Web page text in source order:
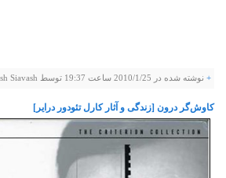
+ نوشته شده در 2010/1/25 ساعت 19:37 توسط Arash Siavash |
کاوش‌گر درون [زندگی و آثار کارل تئودور درایر]